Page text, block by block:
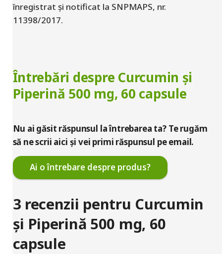
înregistrat și notificat la SNPMAPS, nr.
11398/2017.
Întrebări despre Curcumin și
Piperină 500 mg, 60 capsule
Nu ai găsit răspunsul la întrebarea ta? Te rugăm
să ne scrii aici și vei primi răspunsul pe email.
Ai o întrebare despre produs?
3 recenzii pentru Curcumin
și Piperină 500 mg, 60
capsule